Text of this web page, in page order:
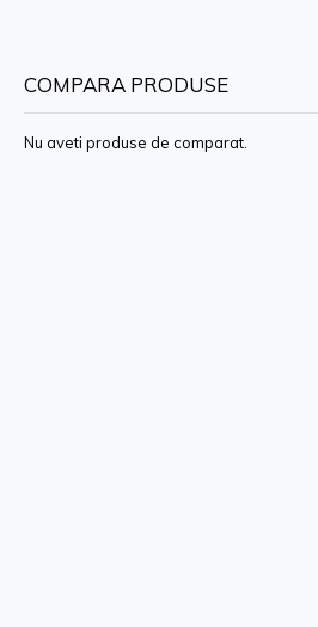
COMPARA PRODUSE
Nu aveti produse de comparat.